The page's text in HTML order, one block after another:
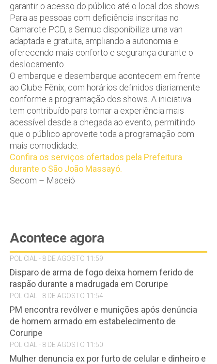
garantir o acesso do público até o local dos shows.
Para as pessoas com deficiência inscritas no
Camarote PCD, a Semuc disponibiliza uma van
adaptada e gratuita, ampliando a autonomia e
oferecendo mais conforto e segurança durante o
deslocamento.
O embarque e desembarque acontecem em frente
ao Clube Fênix, com horários definidos diariamente
conforme a programação dos shows. A iniciativa
tem contribuído para tornar a experiência mais
acessível desde a chegada ao evento, permitindo
que o público aproveite toda a programação com
mais comodidade.
Confira os serviços ofertados pela Prefeitura
durante o São João Massayó.
Secom – Maceió
Acontece agora
POLICIAL - 8 DE AGOSTO 11:59
Disparo de arma de fogo deixa homem ferido de
raspão durante a madrugada em Coruripe
POLICIAL - 8 DE AGOSTO 11:54
PM encontra revólver e munições após denúncia
de homem armado em estabelecimento de
Coruripe
POLICIAL - 8 DE AGOSTO 11:50
Mulher denuncia ex por furto de celular e dinheiro e